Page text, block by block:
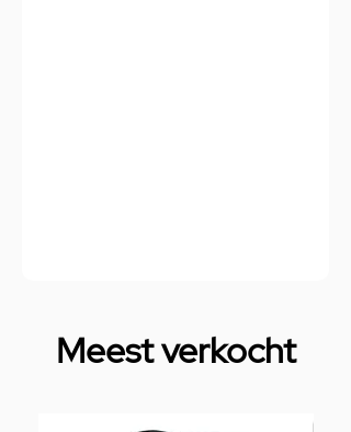
Meest verkocht